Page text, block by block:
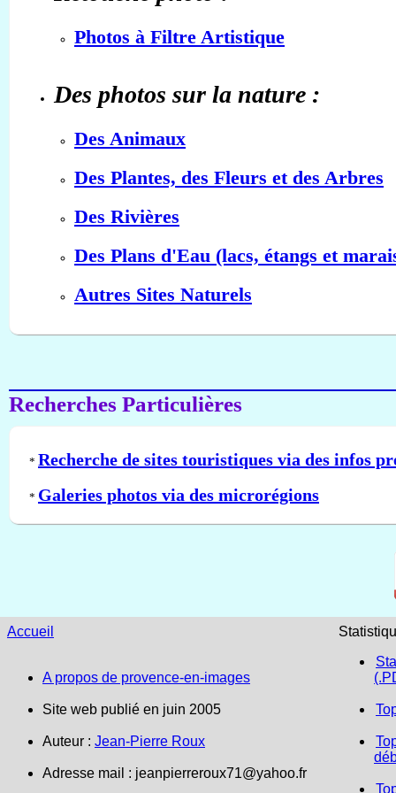
Photos à Filtre Artistique
Des photos sur la nature :
Des Animaux
Des Plantes, des Fleurs et des Arbres
Des Rivières
Des Plans d'Eau (lacs, étangs et
Autres Sites Naturels
Recherches Particulières
* Recherche de sites touristiques via des infos
* Galeries photos via des microrégions
Accueil
A propos de provence-en-images
Site web publié en juin 2005
Auteur : Jean-Pierre Roux
Adresse mail : jeanpierreroux71@yahoo.fr